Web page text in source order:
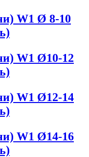
W1 Ø 8-10
W1 Ø10-12
W1 Ø12-14
W1 Ø14-16